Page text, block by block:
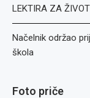
LEKTIRA ZA ŽIVOT
Načelnik održao
škola
Foto priče